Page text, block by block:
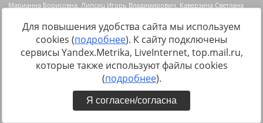
Источник:https://minjust.gov.ru/uploaded/files/reestr-
inostrannyih-agentov-22-03-2024.pdfданные на
Для повышения удобства сайта мы используем
cookies (подробнее). К сайту подключены
сервисы Yandex.Metrika, LiveInternet, top.mail.ru,
которые также используют файлы cookies
(подробнее).
Я согласен/согласна